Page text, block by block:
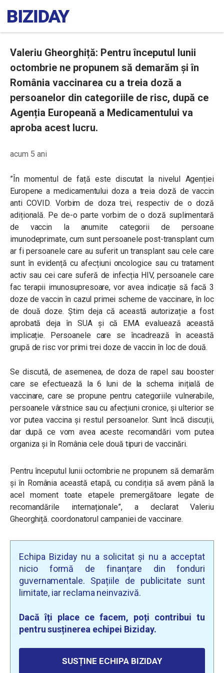
Valeriu Gheorghiță: Pentru începutul lunii
octombrie ne propunem să demarăm și în
România vaccinarea cu a treia doză a
persoanelor din categoriile de risc, după ce
Agenția Europeană a Medicamentului va
aproba acest lucru.
acum 5 ani
”În momentul de față este discutat la nivelul Agenției
Europene a medicamentului doza a treia doză de vaccin
anti COVID. Vorbim de doza trei, respectiv de o doză
adițională. Pe de-o parte vorbim de o doză suplimentară
de vaccin la anumite categorii de persoane
imunodeprimate, cum sunt persoanele post-transplant cum
ar fi persoanele care au suferit un transplant sau cele care
sunt în evidență cu afecțiuni oncologice sau cu tratament
activ sau cei care suferă de infecția HIV, persoanele care
fac terapii imunosupresoare, vor avea indicație să facă 3
doze de vaccin în cazul primei scheme de vaccinare, în loc
de două doze. Știm deja că această autorizație a fost
aprobată deja în SUA și că EMA evaluează această
implicație. Persoanele care se încadrează în această
grupă de risc vor primi trei doze de vaccin în loc de două.
Se discută, de asemenea, de doza de rapel sau booster
care se efectuează la 6 luni de la schema inițială de
vaccinare, care se propune pentru categoriile vulnerabile,
persoanele vârstnice sau cu afecțiuni cronice, și ulterior se
vor putea vaccina și restul persoanelor. Sunt încă discuții,
dar după ce vom avea aceste recomandări vom putea
organiza și în România cele două tipuri de vaccinări.
Pentru începutul lunii octombrie ne propunem să demarăm
și în România această etapă, cu condiția să avem până la
acel moment toate etapele premergătoare legate de
recomandările internaționale”, a declarat Valeriu
Gheorghiță. coordonatorul campaniei de vaccinare.
Echipa Biziday nu a solicitat și nu a acceptat
nicio formă de finanțare din fonduri
guvernamentale. Spațiile de publicitate sunt
limitate, iar reclama neinvazivă.
Dacă îți place ce facem, poți contribui tu
pentru susținerea echipei Biziday.
SUSȚINE ECHIPA BIZIDAY